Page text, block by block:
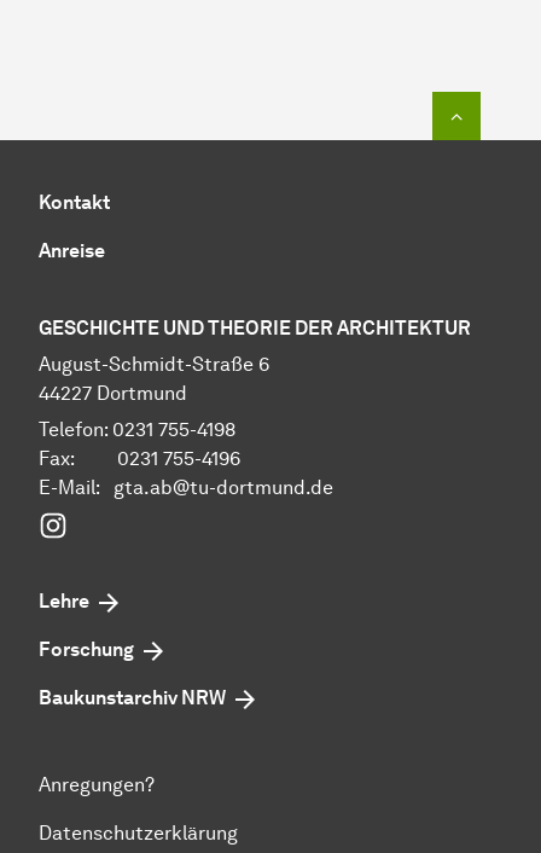
Kontakt
Anreise
GESCHICHTE UND THEORIE DER ARCHITEKTUR
Au­gust-Schmidt-Straße 6
44227 Dort­mund
Telefon: 0231 755-4198
Fax: 0231 755-4196
E-Mail: gta.ab@tu-dortmund.de
Lehre
Forschung
Baukunstarchiv NRW
Anregungen?
Datenschutzerklärung